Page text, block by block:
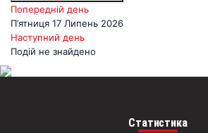
Попередній день
П’ятниця 17 Липень 2026
Наступний день
Подій не знайдено
Статистика